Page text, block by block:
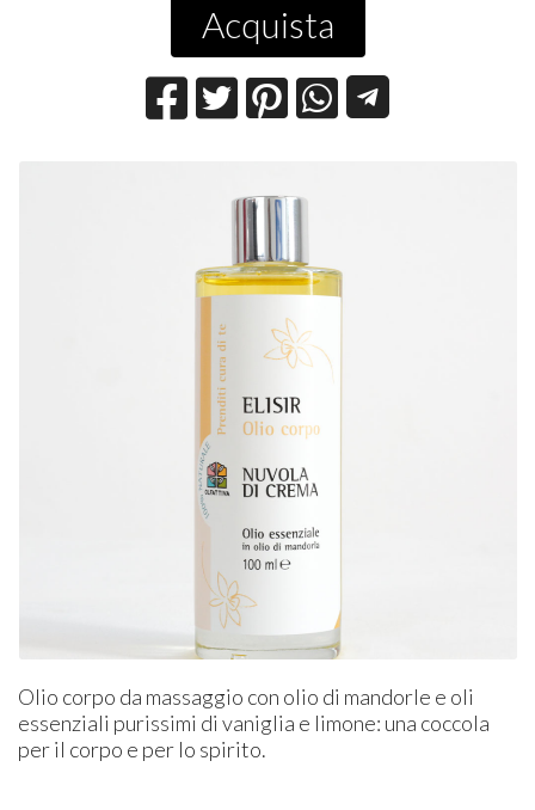
Acquista
Olio corpo da massaggio con olio di mandorle e oli
essenziali purissimi di vaniglia e limone: una coccola
per il corpo e per lo spirito.